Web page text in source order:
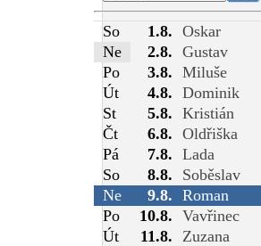
So 1.8. Oskar
Ne
2.8. Gustav
Po
3.8. Miluše
Út
4.8. Dominik
St
5.8. Kristián
Čt
6.8. Oldřiška
Pá
7.8. Lada
So
8.8.
Soběslav
Ne
9.8. Roman
Po
10.8. Vavřinec
Út
11.8.
Zuzana